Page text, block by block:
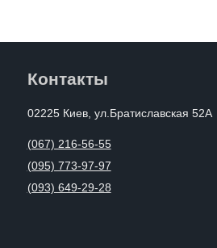
Контакты
02225 Киев, ул.Братиславская 52А
(067) 216-56-55
(095) 773-97-97
(093) 649-29-28